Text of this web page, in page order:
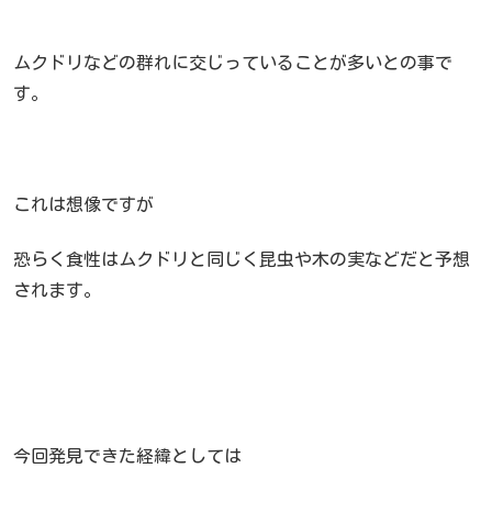
ムクドリなどの群れに交じっていることが多いとの事で
す。
これは想像ですが
恐らく食性はムクドリと同じく昆虫や木の実などだと予想
されます。
今回発見できた経緯としては